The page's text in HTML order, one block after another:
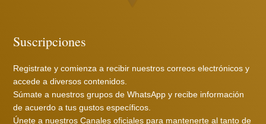
Suscripciones
Registrate y comienza a recibir nuestros correos electrónicos y
accede a diversos contenidos.
Súmate a nuestros grupos de WhatsApp y recibe información
de acuerdo a tus gustos específicos.
Únete a nuestros Canales oficiales para mantenerte al tanto de